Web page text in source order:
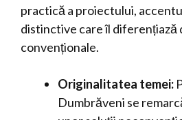
practică a proiectului,
distinctive care îl diferențiază
convenționale.
Originalitatea temei:
Dumbrăveni se